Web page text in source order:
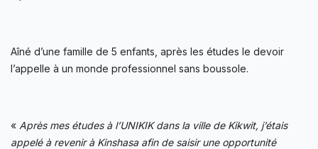
Aîné d’une famille de 5 enfants, après les études le devoir
l’appelle à un monde professionnel sans boussole.
« Après mes études à l’UNIKIK dans la ville de Kikwit, j’étais
appelé à revenir à Kinshasa afin de saisir une opportunité